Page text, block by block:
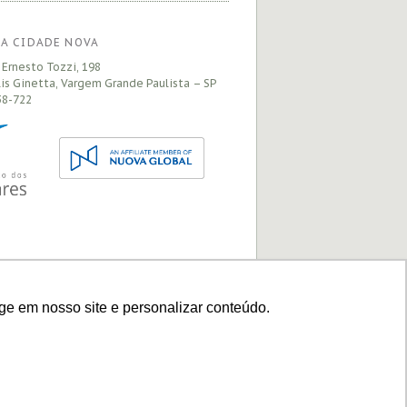
em nosso site e personalizar conteúdo.
CIDADE NOVA
Ernesto Tozzi, 198
Ginetta, Vargem Grande Paulista – SP
722